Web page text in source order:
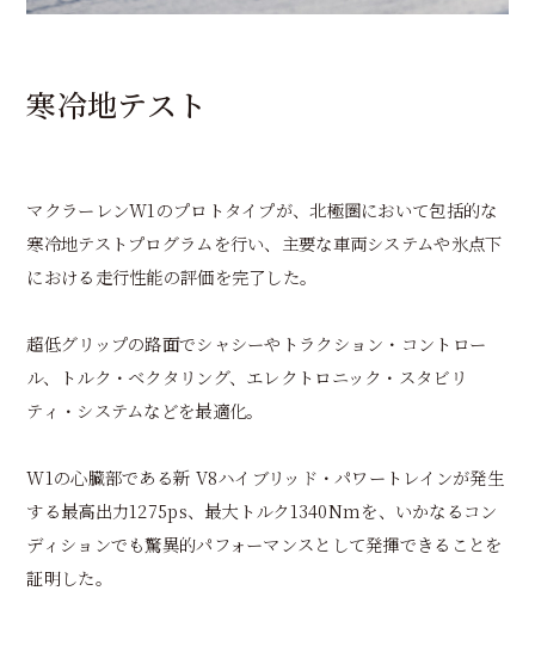
寒冷地テスト
マクラーレンW1のプロトタイプが、北極圏において包括的な
寒冷地テストプログラムを行い、主要な車両システムや氷点下
における走行性能の評価を完了した。
超低グリップの路面でシャシーやトラクション・コントロー
ル、トルク・ベクタリング、エレクトロニック・スタビリ
ティ・システムなどを最適化。
W1の心臓部である新 V8ハイブリッド・パワートレインが発生
する最高出力1275ps、最大トルク1340Nmを、いかなるコン
ディションでも驚異的パフォーマンスとして発揮できることを
証明した。